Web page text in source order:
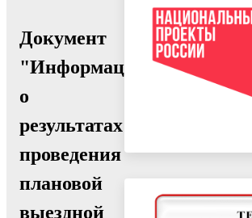
Документ
"Информация
о
результатах
проведения
плановой
выездной